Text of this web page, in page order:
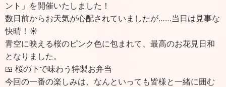
ント」を開催いたしました！
数日前からお天気が心配されていましたが……当日は見事な
快晴！☀
青空に映える桜のピンク色に包まれて、最高のお花見日和
となりました。
🍱 桜の下で味わう特製お弁当
今回の一番の楽しみは、なんといっても皆様と一緒に囲む